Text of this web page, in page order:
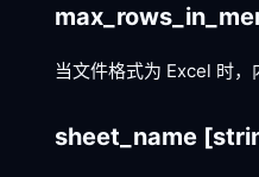
当文件格式为 Excel 时，
sheet_name